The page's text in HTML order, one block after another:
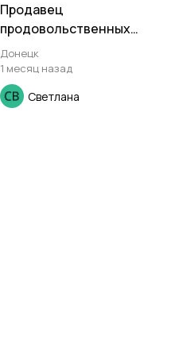
Продавец
продовольственных
товаров.
Донецк
1 месяц назад
Светлана